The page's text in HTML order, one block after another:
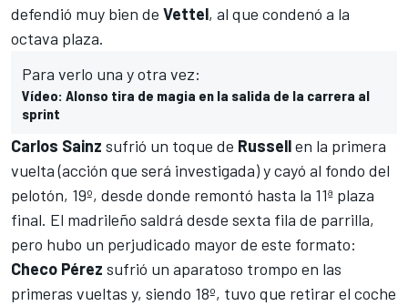
defendió muy bien de Vettel, al que condenó a la
octava plaza.
Para verlo una y otra vez:
Vídeo: Alonso tira de magia en la salida de la carrera al
sprint
Carlos Sainz sufrió un toque de Russellen la primera
vuelta (acción que será investigada) y cayó al fondo del
pelotón, 19º, desde donde remontó hasta la 11ª plaza
final. El madrileño saldrá desde sexta fila de parrilla,
pero hubo un perjudicado mayor de este formato:
Checo Pérez sufrió un aparatoso trompo en las
primeras vueltas y, siendo 18º, tuvo que retirar el coche